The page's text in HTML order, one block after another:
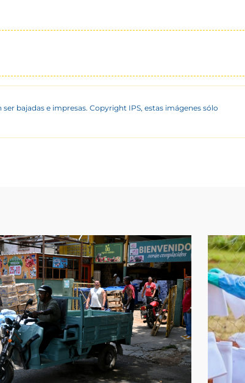
bajadas e impresas. Copyright IPS, estas imágenes sólo